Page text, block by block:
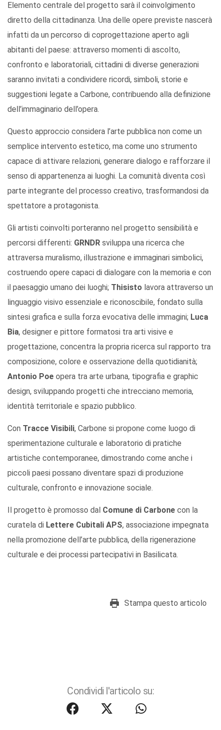
Elemento centrale del progetto sarà il coinvolgimento
diretto della cittadinanza. Una delle opere previste nascerà
infatti da un percorso di coprogettazione aperto agli
abitanti del paese: attraverso momenti di ascolto,
confronto e laboratoriali, cittadini di diverse generazioni
saranno invitati a condividere ricordi, simboli, storie e
suggestioni legate a Carbone, contribuendo alla definizione
dell’immaginario dell’opera.
Questo approccio considera l’arte pubblica non come un
semplice intervento estetico, ma come uno strumento
capace di attivare relazioni, generare dialogo e rafforzare il
senso di appartenenza ai luoghi. La comunità diventa così
parte integrante del processo creativo, trasformandosi da
spettatore a protagonista.
Gli artisti coinvolti porteranno nel progetto sensibilità e
percorsi differenti: GRNDR sviluppa una ricerca che
attraversa muralismo, illustrazione e immaginari simbolici,
costruendo opere capaci di dialogare con la memoria e con
il paesaggio umano dei luoghi; Thisisto lavora attraverso un
linguaggio visivo essenziale e riconoscibile, fondato sulla
sintesi grafica e sulla forza evocativa delle immagini; Luca
Bia, designer e pittore formatosi tra arti visive e
progettazione, concentra la propria ricerca sul rapporto tra
composizione, colore e osservazione della quotidianità;
Antonio Poe opera tra arte urbana, tipografia e graphic
design, sviluppando progetti che intrecciano memoria,
identità territoriale e spazio pubblico.
Con Tracce Visibili, Carbone si propone come luogo di
sperimentazione culturale e laboratorio di pratiche
artistiche contemporanee, dimostrando come anche i
piccoli paesi possano diventare spazi di produzione
culturale, confronto e innovazione sociale.
Il progetto è promosso dal Comune di Carbone con la
curatela di Lettere Cubitali APS, associazione impegnata
nella promozione dell’arte pubblica, della rigenerazione
culturale e dei processi partecipativi in Basilicata.
Stampa questo articolo
Condividi l'articolo su: